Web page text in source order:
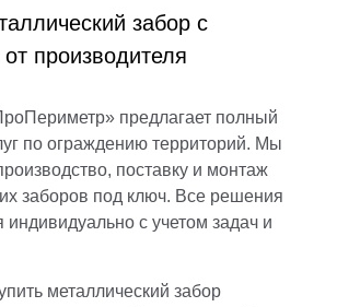
забор с
производителя
предлагает полный
по ограждению территорий. Мы
поставку и монтаж
заборов под ключ. Все решения
индивидуально с учетом задач и
металлический забор